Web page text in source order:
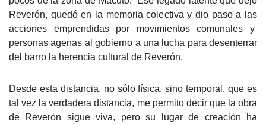
Reverón, quedó en la memoria colectiva y dio paso a las
acciones emprendidas por movimientos comunales y
personas agenas al gobierno a una lucha para desenterrar
del barro la herencia cultural de Reverón.
Desde esta distancia, no sólo física, sino temporal, que es
tal vez la verdadera distancia, me permito decir que la obra
de Reverón sigue viva, pero su lugar de creación ha